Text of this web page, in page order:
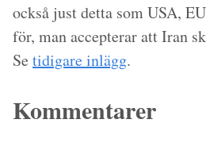
också just detta som USA,
för, man accepterar att Iran
Se tidigare inlägg.
Kommentarer